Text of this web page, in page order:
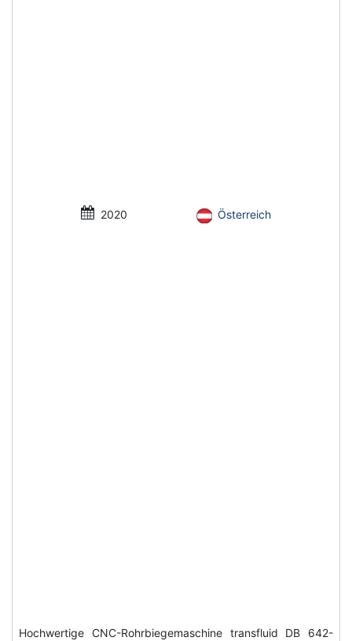
2020 Österreich
Hochwertige CNC-Rohrbiegemaschine transfluid DB 642-